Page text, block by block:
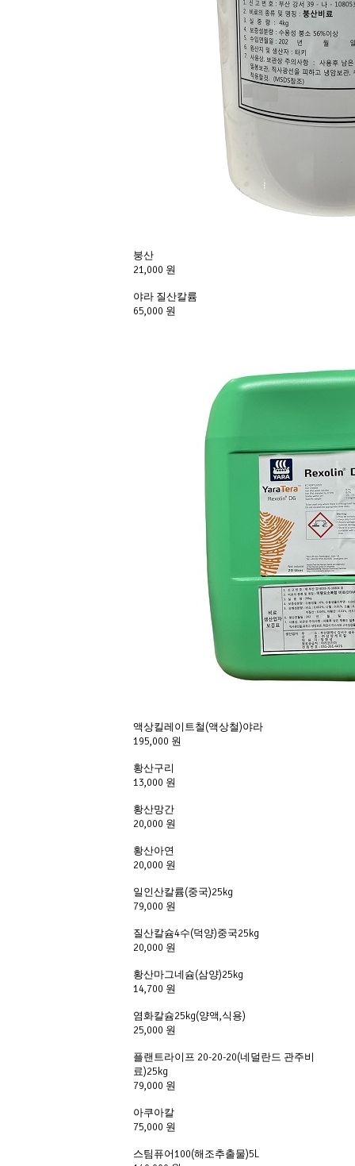
붕산
21,000 원
야라 질산칼륨
65,000 원
액상킬레이트철(액상철)야라
195,000 원
황산구리
13,000 원
황산망간
20,000 원
황산아연
20,000 원
일인산칼륨(중국)25kg
79,000 원
질산칼슘4수(덕양)중국25kg
20,000 원
황산마그네슘(삼양)25kg
14,700 원
염화칼슘25kg(양액,식용)
25,000 원
플랜트라이프 20-20-20(네덜란드 관주비
료)25kg
79,000 원
아쿠아칼
75,000 원
스팀퓨어100(해조추출물)5L